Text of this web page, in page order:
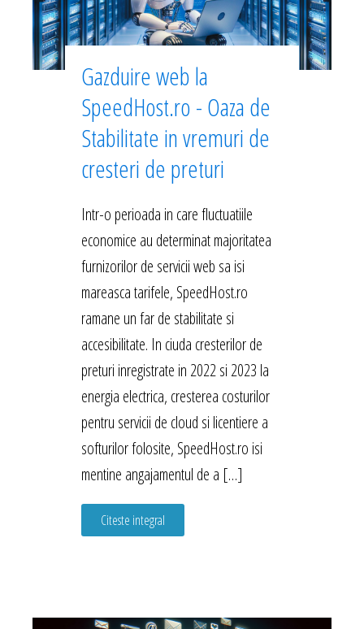
Gazduire web la
SpeedHost.ro - Oaza de
Stabilitate in vremuri de
cresteri de preturi
Intr-o perioada in care fluctuatiile
economice au determinat majoritatea
furnizorilor de servicii web sa isi
mareasca tarifele, SpeedHost.ro
ramane un far de stabilitate si
accesibilitate. In ciuda cresterilor de
preturi inregistrate in 2022 si 2023 la
energia electrica, cresterea costurilor
pentru servicii de cloud si licentiere a
softurilor folosite, SpeedHost.ro isi
mentine angajamentul de a […]
Citeste integral